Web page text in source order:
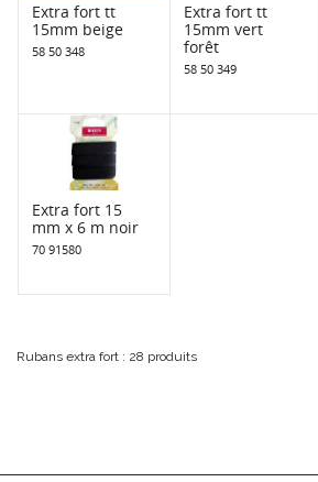
Extra fort tt
15mm beige
58 50 348
Extra fort tt
15mm vert
forêt
58 50 349
Extra fort 15
mm x 6 m noir
70 91580
Rubans extra fort : 28 produits